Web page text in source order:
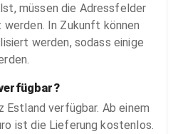
müssen die Adressfelder
In Zukunft können
werden, sodass einige
Estland verfügbar. Ab einem
ist die Lieferung kostenlos.